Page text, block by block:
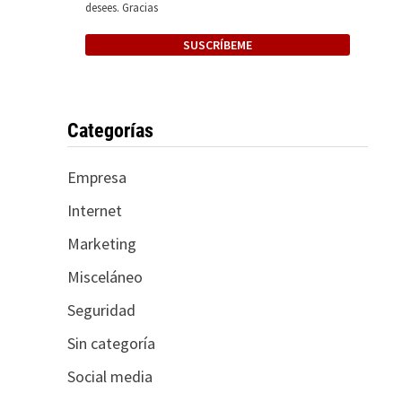
desees. Gracias
Categorías
Empresa
Internet
Marketing
Misceláneo
Seguridad
Sin categoría
Social media